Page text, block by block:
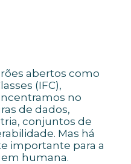
abertos como
(IFC),
no
de dados,
conjuntos de
Mas há
importante para a
humana.